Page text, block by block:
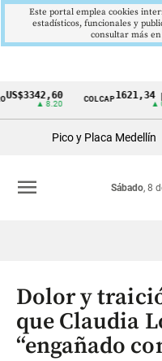
Cintillo
Colombia
COLCAP1621,34 pts
Pico y Placa Medellín
Sábado, 8
menu
Dolor y
que Claudia
“engañado
Este portal emplea cookies
estadísticos, funcionales y
consultar más